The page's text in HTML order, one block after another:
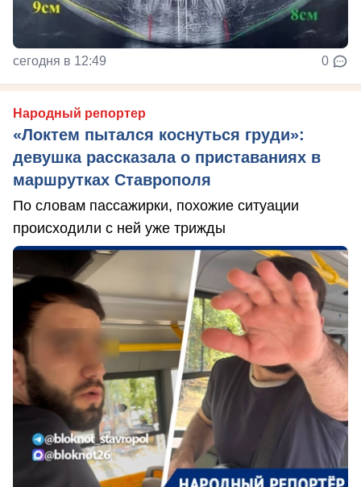
сегодня в 12:49 0
Народный репортер
«Локтем пытался коснуться груди»:
девушка рассказала о приставаниях в
маршрутках Ставрополя
По словам пассажирки, похожие ситуации
происходили с ней уже трижды